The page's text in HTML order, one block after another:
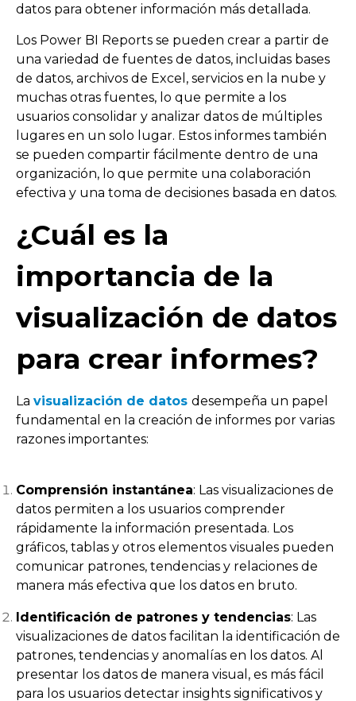
datos para obtener información más detallada.
Los Power BI Reports se pueden crear a partir de
una variedad de fuentes de datos, incluidas bases
de datos, archivos de Excel, servicios en la nube y
muchas otras fuentes, lo que permite a los
usuarios consolidar y analizar datos de múltiples
lugares en un solo lugar. Estos informes también
se pueden compartir fácilmente dentro de una
organización, lo que permite una colaboración
efectiva y una toma de decisiones basada en datos.
¿Cuál es la
importancia de la
visualización de datos
para crear informes?
La visualización de datos desempeña un papel
fundamental en la creación de informes por varias
razones importantes:
Comprensión instantánea: Las visualizaciones de
datos permiten a los usuarios comprender
rápidamente la información presentada. Los
gráficos, tablas y otros elementos visuales pueden
comunicar patrones, tendencias y relaciones de
manera más efectiva que los datos en bruto.
Identificación de patrones y tendencias: Las
visualizaciones de datos facilitan la identificación de
patrones, tendencias y anomalías en los datos. Al
presentar los datos de manera visual, es más fácil
para los usuarios detectar insights significativos y